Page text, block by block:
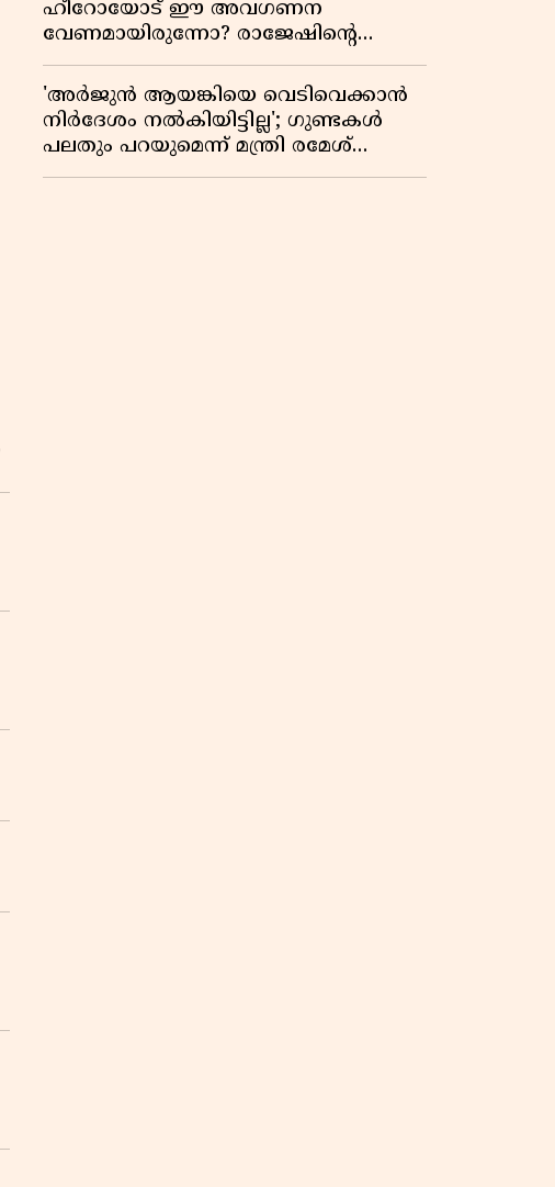
ഹീറോയോട് ഈ അവഗണന
വേണമായിരുന്നോ? രാജേഷിൻ്റെ
ഭൗതിക ശരീരത്തോടുള്ള അനാദരവിൽ
ആളിപ്പടരുന്ന ജനരോഷവും പാഠവും
'അർജുൻ ആയങ്കിയെ വെടിവെക്കാൻ
നിർദേശം നൽകിയിട്ടില്ല'; ഗുണ്ടകൾ
പലതും പറയുമെന്ന് മന്ത്രി രമേശ്
ചെന്നിത്തല